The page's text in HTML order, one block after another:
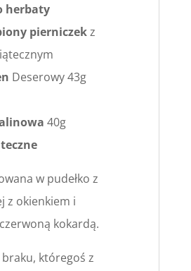
herbaty
pierniczekz
Deserowy 43g
40g
w pudełko z
z okienkiem i
kokardą.
któregoś z